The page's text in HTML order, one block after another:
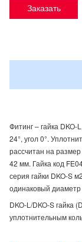
Заказать
Фитинг – гайка
24°, угол 0°.
рассчитан на
42 мм. Гайка код
серия гайки DKO-S
одинаковый
DKO-L/DKO-S гайка
уплотнительным